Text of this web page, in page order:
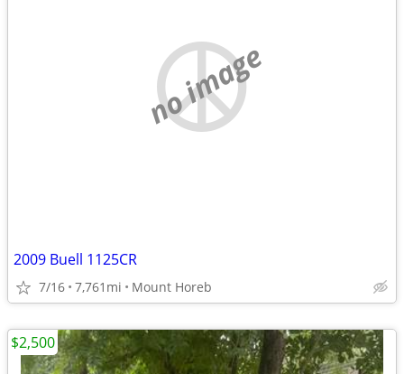
no image
2009 Buell 1125CR
7/16 7,761mi Mount Horeb
$2,500